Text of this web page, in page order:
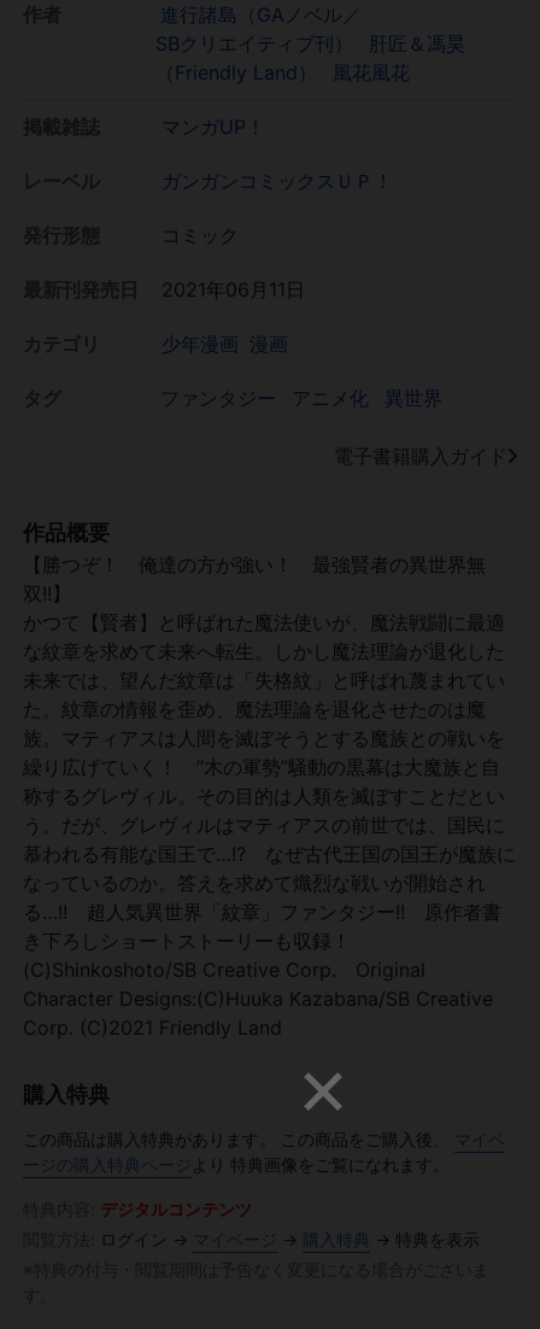
進行諸島（GAノベル／
SBクリエイティブ刊）
肝匠＆馮昊
（Friendly Land）
風花風花
マンガUP！
ガンガンコミックスＵＰ！
コミック
2021年06月11日
少年漫画 漫画
ファンタジー アニメ化 異世界
電子書籍購入ガイド
作品概要
【勝つぞ！ 俺達の方が強い！ 最強賢者の異世界無
双!!】
かつて【賢者】と呼ばれた魔法使いが、魔法戦闘に最適
な紋章を求めて未来へ転生。しかし魔法理論が退化した
未来では、望んだ紋章は「失格紋」と呼ばれ蔑まれてい
た。紋章の情報を歪め、魔法理論を退化させたのは魔
族。マティアスは人間を滅ぼそうとする魔族との戦いを
繰り広げていく！ ”木の軍勢”騒動の黒幕は大魔族と自
称するグレヴィル。その目的は人類を滅ぼすことだとい
う。だが、グレヴィルはマティアスの前世では、国民に
慕われる有能な国王で…!? なぜ古代王国の国王が魔族に
なっているのか。答えを求めて熾烈な戦いが開始され
る…!! 超人気異世界「紋章」ファンタジー!! 原作者書
き下ろしショートストーリーも収録！
(C)Shinkoshoto/SB Creative Corp. Original
Character Designs:(C)Huuka Kazabana/SB Creative
Corp. (C)2021 Friendly Land
購入特典
この商品は購入特典があります。 この商品をご購入後、
マイペ
ージの購入特典ページ より 特典画像をご覧になれます。
デジタルコンテンツ
ログイン → マイページ → 購入特典 → 特典を表示